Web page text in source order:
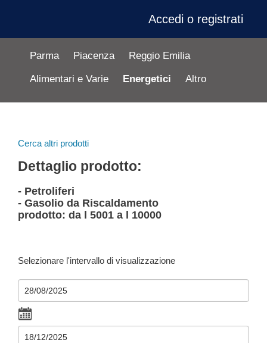
Accedi o registrati
Parma Piacenza Reggio Emilia
Alimentari e Varie Energetici Altro
Cerca altri prodotti
Dettaglio prodotto:
- Petroliferi
- Gasolio da Riscaldamento
prodotto: da l 5001 a l 10000
Selezionare l'intervallo di visualizzazione